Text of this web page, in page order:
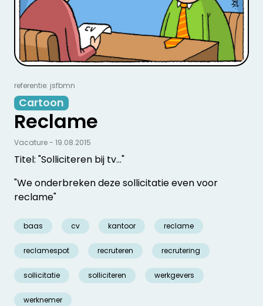
referentie: jsfbmn
Cartoon
Reclame
Titel: "Solliciteren bij tv…"
"We onderbreken deze sollicitatie even voor
reclame"
baas cv kantoor reclame
reclamespot recruteren recrutering
sollicitatie solliciteren werkgevers
werknemer
Vacature - 19.08.2015